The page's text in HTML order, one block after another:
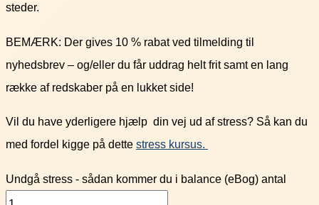
steder.
BEMÆRK: Der gives 10 % rabat ved tilmelding til
nyhedsbrev – og/eller du får uddrag helt frit samt en lang
række af redskaber på en lukket side!
Vil du have yderligere hjælp din vej ud af stress? Så kan du
med fordel kigge på dette stress kursus.
Undgå stress - sådan kommer du i balance (eBog) antal